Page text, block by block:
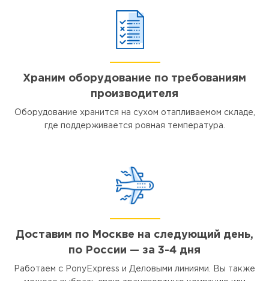
Храним оборудование по требованиям
производителя
Оборудование хранится на сухом отапливаемом складе,
где поддерживается ровная температура.
Доставим по Москве на следующий день,
по России — за 3-4 дня
Работаем с PonyExpress и Деловыми линиями. Вы также